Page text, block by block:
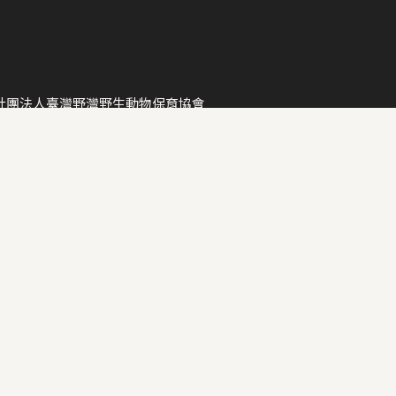
團法人臺灣野灣野生動物保育協會